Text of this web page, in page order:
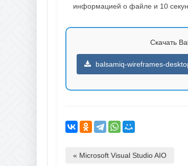
информацией о файле и 10
Скачать
balsamiq-wireframes-
« Microsoft Visual Studio AIO